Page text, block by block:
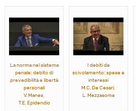
La norma nel sistema
penale: debito di
prevedibilità e libertà
personali
V. Manes,
T.E. Epidendio
I debiti da
scivolamento: spese e
interessi
M.C. De Cesari,
L. Mezzasoma